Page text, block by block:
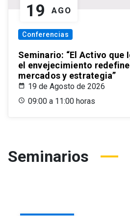
19 AGO
Conferencias
Seminario: “El Activo que
el envejecimiento
mercados y estrategia”
19 de Agosto de 2026
09:00 a 11:00 horas
Seminarios